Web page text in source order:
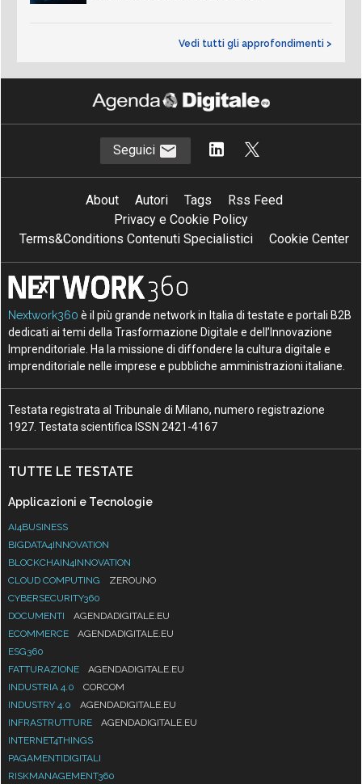
Vedi tutti gli approfondimenti >
Seguici
About Autori Tags
Rss Feed
Privacy e Cookie Policy
Terms&Conditions Contenuti Specialistici
Cookie Center
Nextwork360 è il più grande network in Italia di testate e portali B2B
dedicati ai temi della Trasformazione Digitale e dell’Innovazione
Imprenditoriale. Ha la missione di diffondere la cultura digitale e
imprenditoriale nelle imprese e pubbliche amministrazioni italiane.
Testata registrata al Tribunale di Milano, numero registrazione
1927. Testata scientifica ISSN 2421-4167
TUTTE LE TESTATE
Applicazioni e Tecnologie
AI4BUSINESS
BIGDATA4INNOVATION
BLOCKCHAIN4INNOVATION
CLOUD COMPUTING
ZEROUNO
CYBERSECURITY360
DOCUMENTI
AGENDADIGITALE.EU
ECOMMERCE
AGENDADIGITALE.EU
ESG360
FATTURAZIONE
AGENDADIGITALE.EU
INDUSTRIA 4.0
CORCOM
INDUSTRY 4.0
AGENDADIGITALE.EU
INFRASTRUTTURE
AGENDADIGITALE.EU
INTERNET4THINGS
PAGAMENTIDIGITALI
RISKMANAGEMENT360